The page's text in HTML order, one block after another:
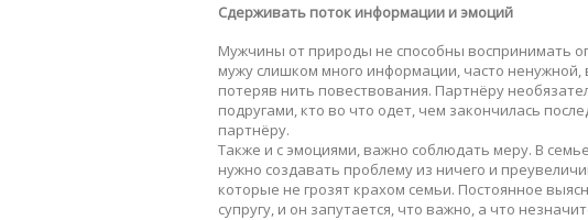
Сдерживать поток информации и эмоций
Мужчины от природы не способны воспринимать
мужу слишком много информации, часто ненужной,
потеряв нить повествования. Партнёру
подругами, кто во что одет, чем закончилась
партнёру.
Также и с эмоциями, важно соблюдать меру. В
нужно создавать проблему из ничего и
которые не грозят крахом семьи. Постоянное
супругу, и он запутается, что важно, а что